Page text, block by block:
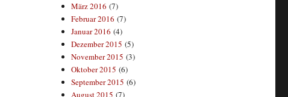
März 2016 (7)
Februar 2016 (7)
Januar 2016 (4)
Dezember 2015 (5)
November 2015 (3)
Oktober 2015 (6)
September 2015 (6)